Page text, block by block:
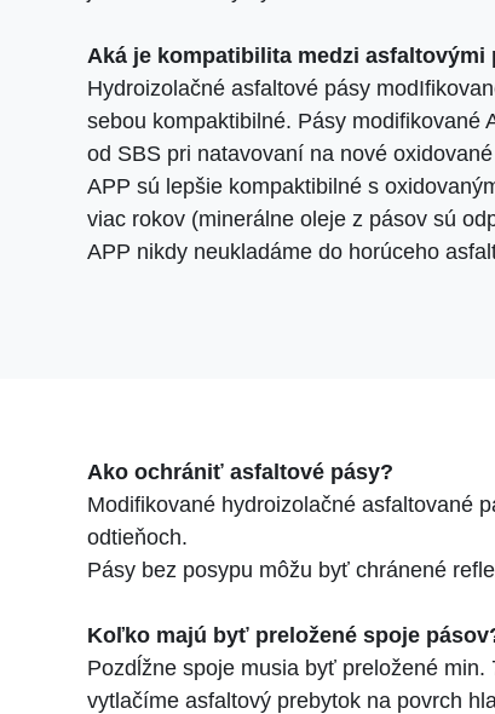
Aká je kompatibilita medzi asfaltovými
Hydroizolačné asfaltové pásy
sebou kompaktibilné. Pásy modifikované
od SBS pri natavovaní na nové
APP sú lepšie kompaktibilné s
viac rokov (minerálne oleje z pásov sú
APP nikdy neukladáme do horúceho
Ako ochrániť asfaltové pásy?
Modifikované hydroizolačné asfaltované
odtieňoch.
Pásy bez posypu môžu byť chránené
Koľko majú byť preložené spoje
Pozdĺžne spoje musia byť preložené
vytlačíme asfaltový prebytok na povrch